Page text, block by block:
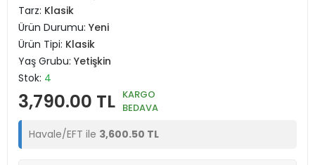
Tarz: Klasik
Ürün Durumu: Yeni
Ürün Tipi: Klasik
Yaş Grubu: Yetişkin
Stok: 4
3,790.00 TL KARGO
BEDAVA
Havale/EFT ile 3,600.50 TL